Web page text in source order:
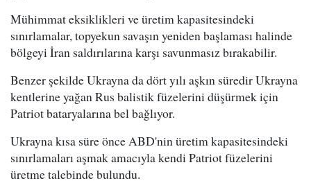
Mühimmat eksiklikleri ve üretim kapasitesindeki
sınırlamalar, topyekun savaşın yeniden başlaması halinde
bölgeyi İran saldırılarına karşı savunmasız bırakabilir.
Benzer şekilde Ukrayna da dört yılı aşkın süredir Ukrayna
kentlerine yağan Rus balistik füzelerini düşürmek için
Patriot bataryalarına bel bağlıyor.
Ukrayna kısa süre önce ABD'nin üretim kapasitesindeki
sınırlamaları aşmak amacıyla kendi Patriot füzelerini
üretme talebinde bulundu.